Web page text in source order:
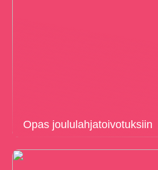
Opas joululahjatoivotuksiin